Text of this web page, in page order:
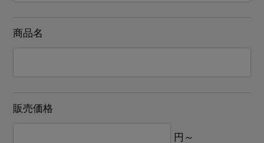
商品名
販売価格
円～